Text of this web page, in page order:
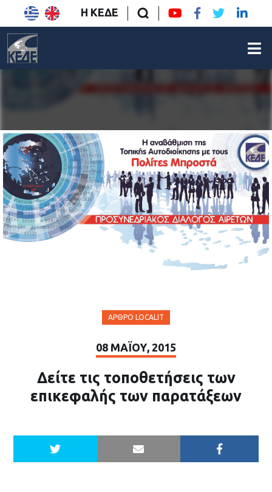
Η ΚΕΔΕ
ΆΡΘΡΟ LOCALIT
08 ΜΑΪ́ΟΥ, 2015
Δείτε τις τοποθετήσεις των
επικεφαλής των παρατάξεων